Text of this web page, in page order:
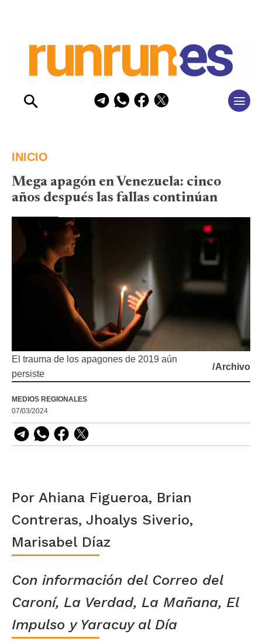
INICIO
Mega apagón en Venezuela: cinco
años después las fallas continúan
El trauma de los apagones de 2019 aún
persiste
/Archivo
MEDIOS REGIONALES
07/03/2024
Por Ahiana Figueroa, Brian
Contreras, Jhoalys Siverio,
Marisabel Díaz
Con información del Correo del
Caroní, La Verdad, La Mañana, El
Impulso y Yaracuy al Día